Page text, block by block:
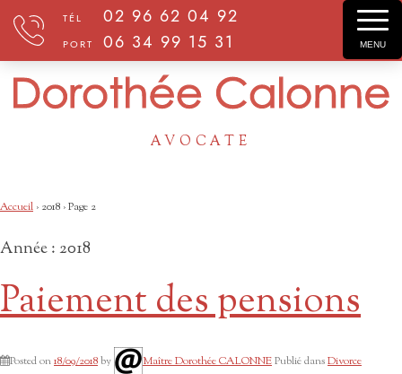
AVOCATE
TÉL 02 96 62 04 92
PORT 06 34 99 15 31
Accueil › 2018 ›Page 2
Année :2018
Paiement des pensions
Posted on18/09/2018by Maître Dorothée CALONNEPublié dansDivorce
MENU